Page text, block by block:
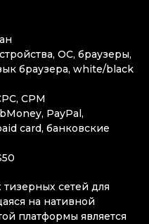
ОС, браузеры,
браузера, white/black
CPM
PayPal,
card, банковские
сетей для
на нативной
платформы является